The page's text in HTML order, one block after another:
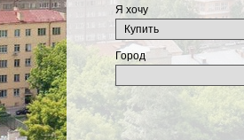
Я хочу
Город